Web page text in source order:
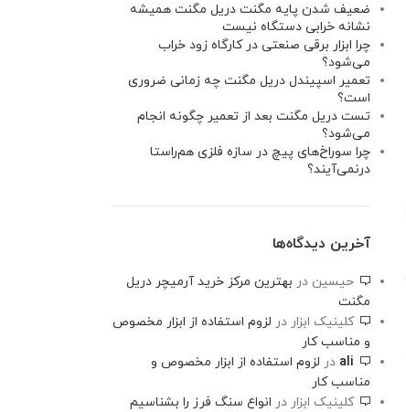
ضعیف شدن پایه مگنت دریل مگنت همیشه
نشانه خرابی دستگاه نیست
چرا ابزار برقی صنعتی در کارگاه زود خراب
می‌شود؟
تعمیر اسپیندل دریل مگنت چه زمانی ضروری
است؟
تست دریل مگنت بعد از تعمیر چگونه انجام
می‌شود؟
چرا سوراخ‌های پیچ در سازه فلزی هم‌راستا
درنمی‌آیند؟
آخرین دیدگاه‌ها
حیسین در بهترین مرکز خرید آرمیچر دریل
مگنت
کلینیک ابزار در لزوم استفاده از ابزار مخصوص
و مناسب کار
ali در لزوم استفاده از ابزار مخصوص و
مناسب کار
کلینیک ابزار در انواع سنگ فرز را بشناسیم